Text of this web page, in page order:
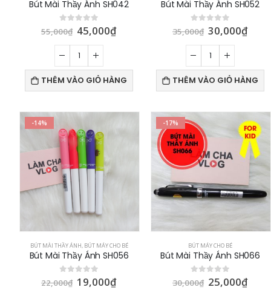
Bút Mài Thầy Ánh SH042
out of 5
55,000₫ 45,000₫
THÊM VÀO GIỎ HÀNG
Bút Mài Thầy Ánh SH052
out of 5
35,000₫ 30,000₫
THÊM VÀO GIỎ HÀNG
-14%
BÚT MÀI THẦY ÁNH, BÚT MÁY CHO BÉ
Bút Mài Thầy Ánh SH056
out of 5
22,000₫ 19,000₫
-17%
BÚT MÁY CHO BÉ
Bút Mài Thầy Ánh SH066
out of 5
30,000₫ 25,000₫